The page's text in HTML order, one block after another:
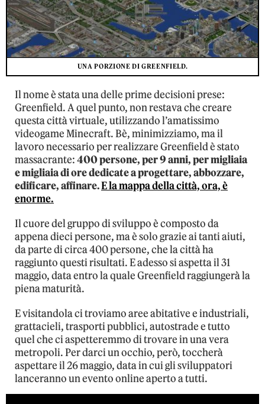
UNA PORZIONE DI GREENFIELD.
Il nome è stata una delle prime decisioni prese:
Greenfield. A quel punto, non restava che creare
questa città virtuale, utilizzando l’amatissimo
videogame Minecraft. Bè, minimizziamo, ma il
lavoro necessario per realizzare Greenfield è stato
massacrante:400 persone, per 9 anni, per migliaia
e migliaia di ore dedicate a progettare, abbozzare,
edificare, affinare.E la mappa della città, ora, è
enorme.
Il cuore del gruppo di sviluppo è composto da
appena dieci persone, ma è solo grazie ai tanti aiuti,
da parte di circa 400 persone, che la città ha
raggiunto questi risultati. E adesso si aspetta il 31
maggio, data entro la quale Greenfield raggiungerà la
piena maturità.
E visitandola ci troviamo aree abitative e industriali,
grattacieli, trasporti pubblici, autostrade e tutto
quel che ci aspetteremmo di trovare in una vera
metropoli. Per darci un occhio, però, toccherà
aspettare il 26 maggio, data in cui gli sviluppatori
lanceranno un evento online aperto a tutti.